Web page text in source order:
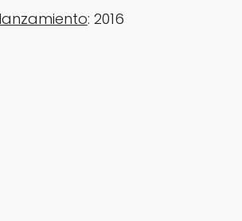
: 2016